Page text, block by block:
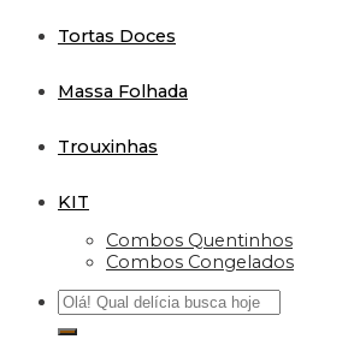
Tortas Doces
Massa Folhada
Trouxinhas
KIT
Combos Quentinhos
Combos Congelados